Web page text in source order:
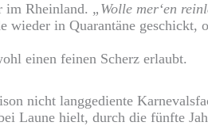
im Rheinland. „ Wolle mer‘en
wieder in Quarantäne
einen feinen Scherz erlaubt.
nicht langgediente
Laune hielt, durch die fünfte